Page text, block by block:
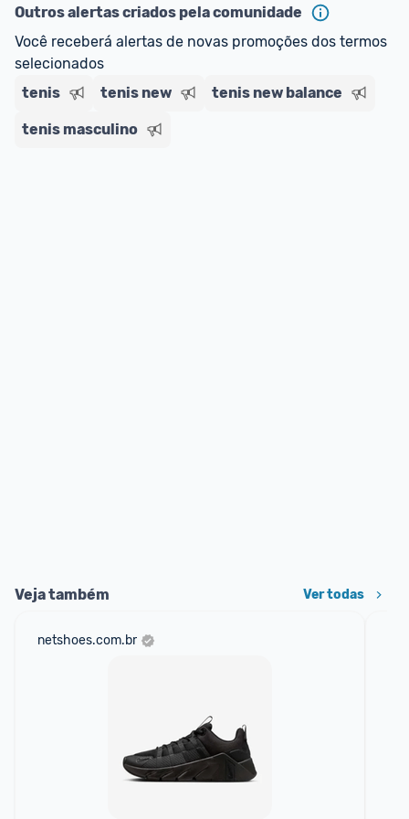
Outros alertas criados pela comunidade
Você receberá alertas de novas promoções dos termos
selecionados
tenis
tenis new tenis new balance
tenis masculino
Veja também Ver todas
netshoes.com.br